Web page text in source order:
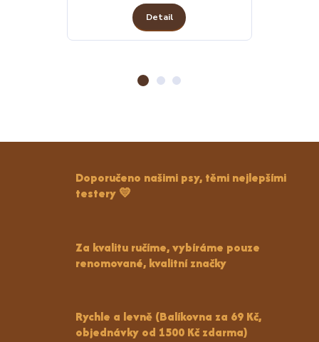
Detail
Doporučeno našimi psy, těmi nejlepšími
testery 💛
Za kvalitu ručíme, vybíráme pouze
renomované, kvalitní značky
Rychle a levně (Balíkovna za 69 Kč,
objednávky od 1500 Kč zdarma)